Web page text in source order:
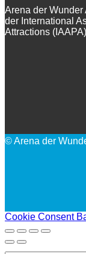
Arena der Wunder
der International
Attractions
© Arena der
Cookie Consent